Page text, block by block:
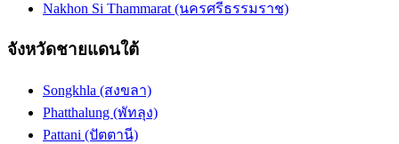
Nakhon Si Thammarat (นครศรีธรรมราช)
จังหวัดชายแดนใต้
Songkhla (สงขลา)
Phatthalung (พัทลุง)
Pattani (ปัตตานี)